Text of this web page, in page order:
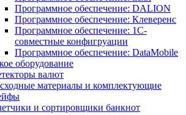
Программное обеспечение: DALION
Программное обеспечение: Клеверенс
Программное обеспечение: 1С-
совместные конфигруации
Программное обеспечение: DataMobile
оборудование
валют
материалы и комплектующие
и сортировщики банкнот